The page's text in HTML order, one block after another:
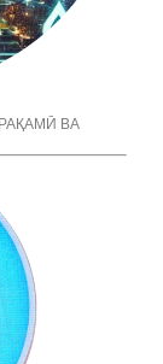
ВА